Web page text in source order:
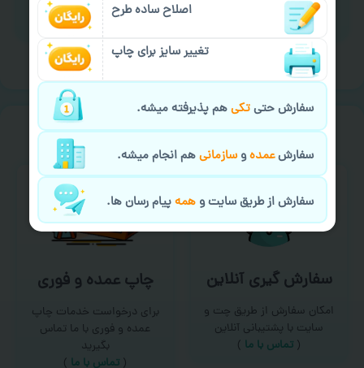
برای ارسال پیام کلیک کنید
خیالت راحت ازسفارش گیری
سفارش گیری آنلاین
امکان سفارش از طریق چت و
سایت با پشتیبانی آنلاین
( تماس با ما‌ )
چاپ عمده و فوری
برای درخواست خدمات چاپ
عمده و فوری با ما تماس
بگیرید
( تماس با ما )
اصلاح ساده طرح
تغییر سایز برای چاپ
سفارش حتیتکیهم پذیرفته میشه.
سفارشعمدهوسازمانیهم انجام میشه.
سفارش از طریق سایت وهمهپیام رسان ها.